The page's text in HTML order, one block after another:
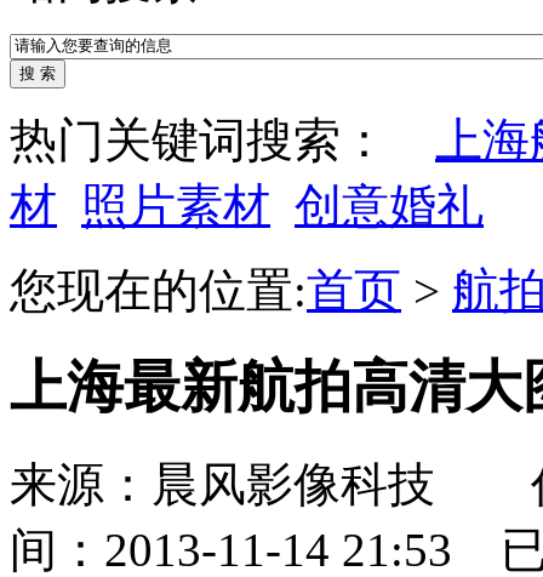
热门关键词搜索：
上
材 照片素材 创意婚礼
您现在的位置:首页 > 航
上海最新航拍高清大
来源：晨风影像科技
间：2013-11-14 21:53